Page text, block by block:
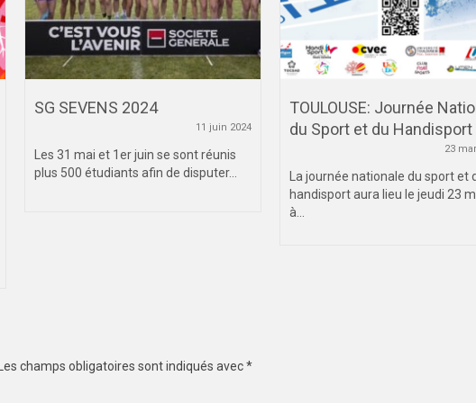
SG SEVENS 2024
11 juin 2024
Les 31 mai et 1er juin se sont réunis
plus 500 étudiants afin de disputer...
TOULOUSE: Journée
du Sport et du Handisport
23
La journée nationale du sport et
handisport aura lieu le jeudi 23
à...
Les champs obligatoires sont indiqués avec*